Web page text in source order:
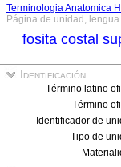
Terminologia Anatomica
Página de unidad,
fosita costal
Identificación
Término latino
Término
Identificador de
Tipo de